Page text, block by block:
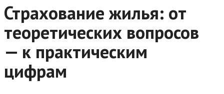
Страхование жилья: от
теоретических вопросов
— к практическим
цифрам